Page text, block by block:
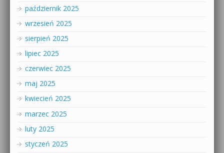
październik 2025
wrzesień 2025
sierpień 2025
lipiec 2025
czerwiec 2025
maj 2025
kwiecień 2025
marzec 2025
luty 2025
styczeń 2025